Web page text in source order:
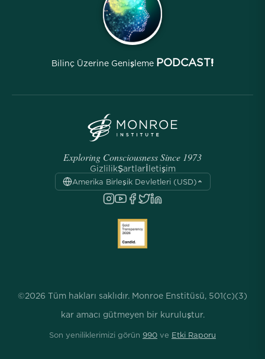
Bilinç Üzerine Genişleme PODCAST!
Exploring Consciousness Since 1973
GizlilikŞartlarİletişim
Amerika Birleşik Devletleri (USD)
©2026 Tüm hakları saklıdır. Monroe Enstitüsü, 501(c)(3)
kar amacı gütmeyen bir kuruluştur.
Son yeniliklerimizi görün 990 ve Etki Raporu